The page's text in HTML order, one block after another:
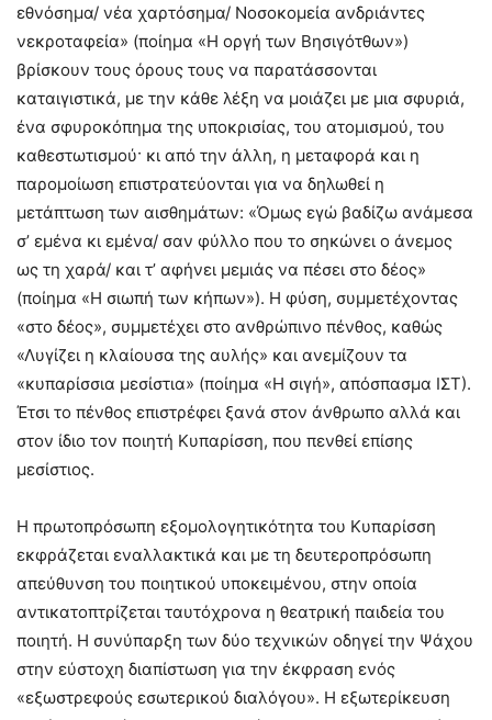
εθνόσημα/ νέα χαρτόσημα/ Νοσοκομεία ανδριάντες
νεκροταφεία» (ποίημα «Η οργή των Βησιγότθων»)
βρίσκουν τους όρους τους να παρατάσσονται
καταιγιστικά, με την κάθε λέξη να μοιάζει με μια σφυριά,
ένα σφυροκόπημα της υποκρισίας, του ατομισμού, του
καθεστωτισμού· κι από την άλλη, η μεταφορά και η
παρομοίωση επιστρατεύονται για να δηλωθεί η
μετάπτωση των αισθημάτων: «Όμως εγώ βαδίζω ανάμεσα
σ’ εμένα κι εμένα/ σαν φύλλο που το σηκώνει ο άνεμος
ως τη χαρά/ και τ’ αφήνει μεμιάς να πέσει στο δέος»
(ποίημα «Η σιωπή των κήπων»). Η φύση, συμμετέχοντας
«στο δέος», συμμετέχει στο ανθρώπινο πένθος, καθώς
«Λυγίζει η κλαίουσα της αυλής» και ανεμίζουν τα
«κυπαρίσσια μεσίστια» (ποίημα «Η σιγή», απόσπασμα ΙΣΤ).
Έτσι το πένθος επιστρέφει ξανά στον άνθρωπο αλλά και
στον ίδιο τον ποιητή Κυπαρίσση, που πενθεί επίσης
μεσίστιος.
Η πρωτοπρόσωπη εξομολογητικότητα του Κυπαρίσση
εκφράζεται εναλλακτικά και με τη δευτεροπρόσωπη
απεύθυνση του ποιητικού υποκειμένου, στην οποία
αντικατοπτρίζεται ταυτόχρονα η θεατρική παιδεία του
ποιητή. Η συνύπαρξη των δύο τεχνικών οδηγεί την Ψάχου
στην εύστοχη διαπίστωση για την έκφραση ενός
«εξωστρεφούς εσωτερικού διαλόγου». Η εξωτερίκευση